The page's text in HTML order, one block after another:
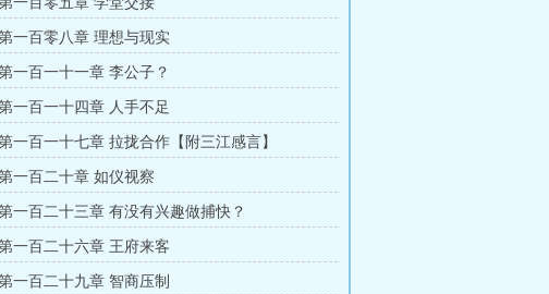
一百零八章 理想与现实
一百一十一章 李公子？
一百一十四章 人手不足
一百一十七章 拉拢合作【附三江感言】
一百二十章 如仪视察
一百二十三章 有没有兴趣做捕快？
一百二十六章 王府来客
一百二十九章 智商压制